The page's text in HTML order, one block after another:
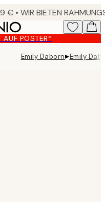
POSTER*
Emily Daborn▸Emily